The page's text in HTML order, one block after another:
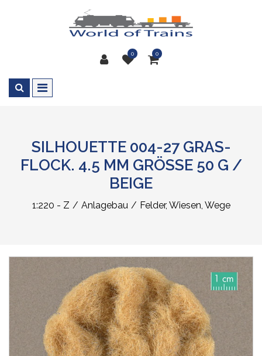
0 0
SILHOUETTE 004-27 GRAS-
FLOCK. 4.5 MM GRÖSSE 50 G /
BEIGE
1:220 - Z Anlagebau Felder, Wiesen, Wege